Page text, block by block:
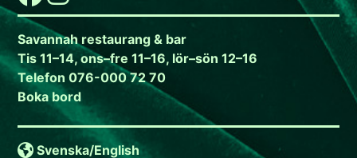
Savannah restaurang & bar
Tis 11–14, ons–fre 11–16, lör–sön 12–16
Telefon 076-000 72 70
Boka bord
Svenska/English